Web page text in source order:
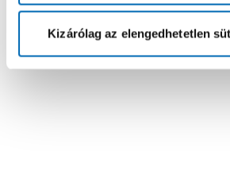
Kizárólag az elengedhetetlen